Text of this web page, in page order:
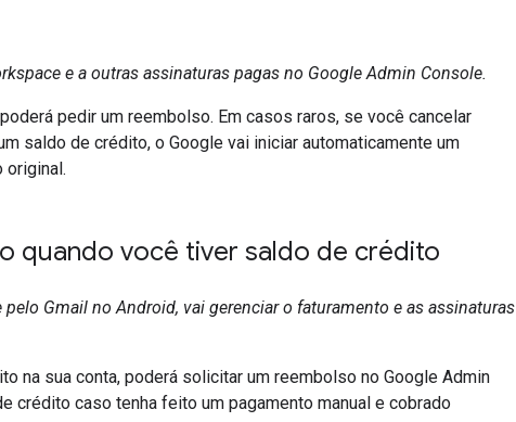
e a outras assinaturas pagas no Google Admin Console.
pedir um reembolso. Em casos raros, se você cancelar
saldo de crédito, o Google vai iniciar automaticamente um
original.
quando você tiver saldo de crédito
Gmail no Android, vai gerenciar o faturamento e as assinaturas
na sua conta, poderá solicitar um reembolso no Google Admin
crédito caso tenha feito um pagamento manual e cobrado